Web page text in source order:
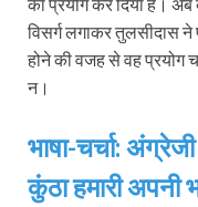
विसर्ग लगाकर तुलसीदास
होने की वजह से वह प्रयोग
न।
भाषा-चर्चा:
कुंठा हमारी अपनी